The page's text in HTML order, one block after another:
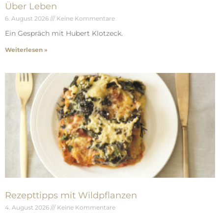
Über Leben
6. August 2026 Keine Kommentare
Ein Gespräch mit Hubert Klotzeck.
Weiterlesen »
Rezepttipps mit Wildpflanzen
4. August 2026 Keine Kommentare